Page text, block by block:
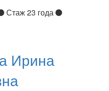
Стаж 23 года
Ирина